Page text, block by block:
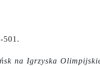
501.
na Igrzyska